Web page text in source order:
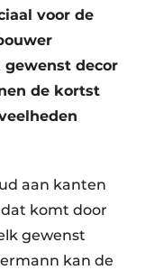
voor de
decor
de kortst
aan kanten
dat komt door
gewenst
kan de